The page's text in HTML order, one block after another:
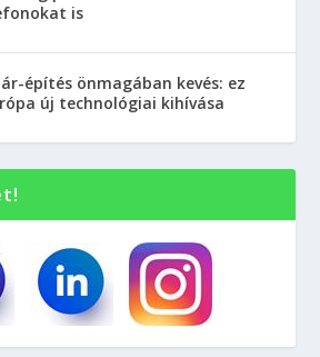
is
építés önmagában kevés: ez
új technológiai kihívása